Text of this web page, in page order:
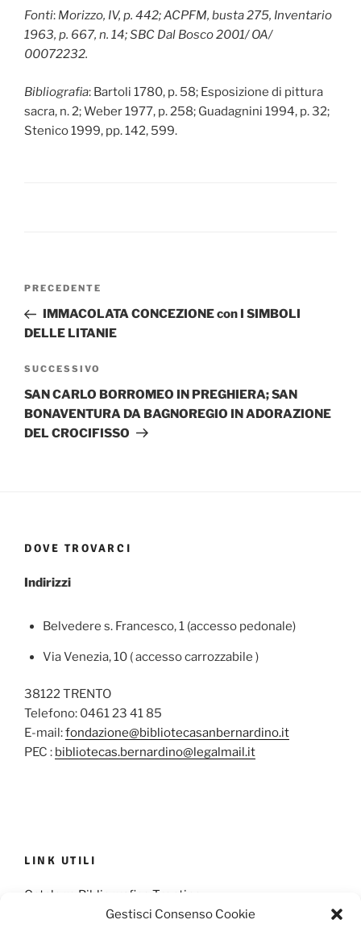
Gestisci Consenso Cookie
Fonti: Morizzo, IV, p. 442; ACPFM, busta 275, Inventario
1963, p. 667, n. 14; SBC Dal Bosco 2001/ OA/
00072232.
Bibliografia: Bartoli 1780, p. 58; Esposizione di pittura
sacra, n. 2; Weber 1977, p. 258; Guadagnini 1994, p. 32;
Stenico 1999, pp. 142, 599.
Navigazione
Articolo
precedente:
PRECEDENTE
IMMACOLATA CONCEZIONE con I SIMBOLI
DELLE LITANIE
Articolo
successivo
SUCCESSIVO
SAN CARLO BORROMEO IN PREGHIERA; SAN
BONAVENTURA DA BAGNOREGIO IN ADORAZIONE
DEL CROCIFISSO
DOVE TROVARCI
Indirizzi
Belvedere s. Francesco, 1 (accesso pedonale)
Via Venezia, 10 ( accesso carrozzabile )
38122 TRENTO
Telefono: 0461 23 41 85
E-mail:fondazione@bibliotecasanbernardino.it
PEC : bibliotecas.bernardino@legalmail.it
LINK UTILI
Catalogo Bibliografico Trentino